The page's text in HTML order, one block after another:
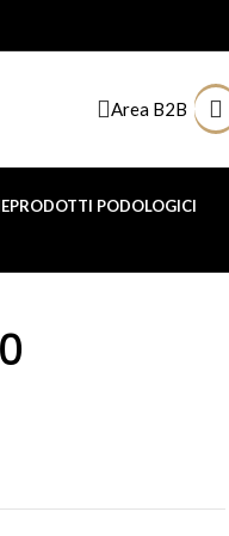
Area B2B
PRODOTTI PODOLOGICI